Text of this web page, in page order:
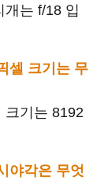
는 f/18 입
셀 크기는 무
크기는 8192
야각은 무엇